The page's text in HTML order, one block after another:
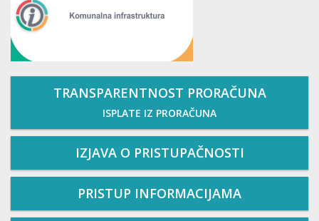
TRANSPARENTNOST PRORAČUNA
ISPLATE IZ PRORAČUNA
IZJAVA O PRISTUPAČNOSTI
PRISTUP INFORMACIJAMA